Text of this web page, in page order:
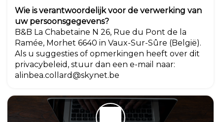
Wie is verantwoordelijk voor de verwerking van
uw persoonsgegevens?
B&B La Chabetaine N 26, Rue du Pont de la
Ramée, Morhet 6640 in Vaux-Sur-Sûre (België).
Als u suggesties of opmerkingen heeft over dit
privacybeleid, stuur dan een e-mail naar:
alinbea.collard@skynet.be